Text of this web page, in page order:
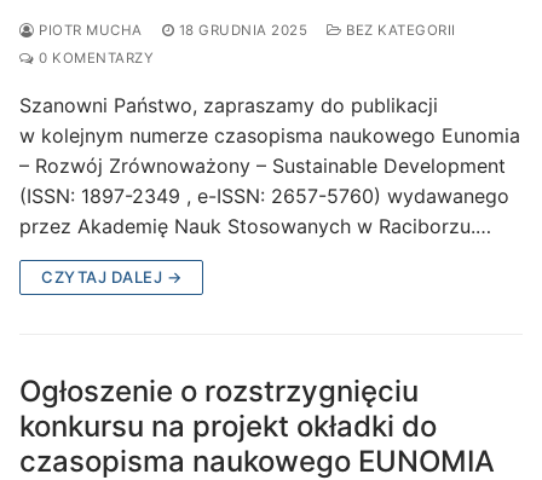
PIOTR MUCHA 18 GRUDNIA 2025
BEZ KATEGORII
0 KOMENTARZY
Szanowni Państwo, zapraszamy do publikacji
w kolejnym numerze czasopisma naukowego Eunomia
– Rozwój Zrównoważony – Sustainable Development
(ISSN: 1897-2349 , e-ISSN: 2657-5760) wydawanego
przez Akademię Nauk Stosowanych w Raciborzu.…
CZYTAJ DALEJ →
Ogłoszenie o rozstrzygnięciu
konkursu na projekt okładki do
czasopisma naukowego EUNOMIA